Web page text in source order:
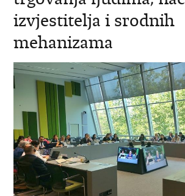
izvjestitelja i srodnih
mehanizama